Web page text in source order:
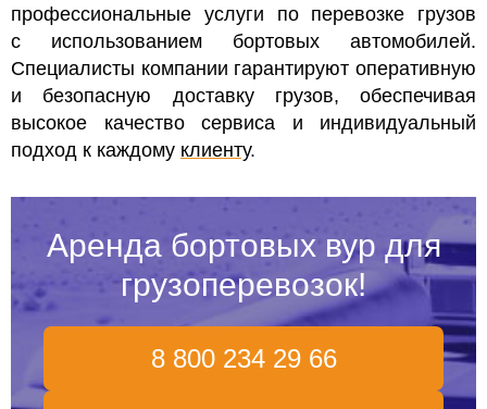
профессиональные услуги по перевозке грузов
с использованием бортовых автомобилей.
Специалисты компании гарантируют оперативную
и безопасную доставку грузов, обеспечивая
высокое качество сервиса и индивидуальный
подход к каждому клиенту.
Аренда бортовых вур для
грузоперевозок!
8 800 234 29 66